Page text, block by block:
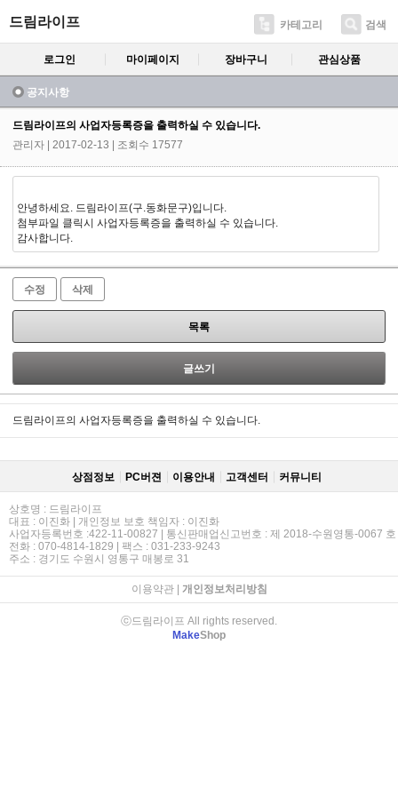
드림라이프 카테고리 검색
로그인 마이페이지 장바구니 관심상품
공지사항
드림라이프의 사업자등록증을 출력하실 수 있습니다.
관리자 | 2017-02-13 | 조회수 17577
안녕하세요. 드림라이프(구.동화문구)입니다.
첨부파일 클릭시 사업자등록증을 출력하실 수 있습니다.
감사합니다.
수정 삭제
목록
글쓰기
드림라이프의 사업자등록증을 출력하실 수 있습니다.
상점정보 PC버젼 이용안내 고객센터 커뮤니티
상호명 : 드림라이프
대표 : 이진화 | 개인정보 보호 책임자 : 이진화
사업자등록번호 :422-11-00827 | 통신판매업신고번호 : 제 2018-수원영통-0067 호
전화 : 070-4814-1829 | 팩스 : 031-233-9243
주소 : 경기도 수원시 영통구 매봉로 31
이용약관| 개인정보처리방침
ⓒ드림라이프 All rights reserved.
MakeShop